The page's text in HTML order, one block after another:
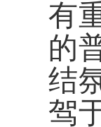
有
的
结
驾